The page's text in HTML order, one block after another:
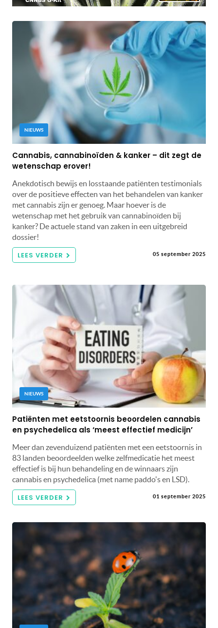
NIEUWS
Cannabis, cannabinoïden & kanker – dit zegt de
wetenschap erover!
Anekdotisch bewijs en losstaande patiënten testimonials
over de positieve effecten van het behandelen van kanker
met cannabis zijn er genoeg. Maar hoever is de
wetenschap met het gebruik van cannabinoïden bij
kanker? De actuele stand van zaken in een uitgebreid
dossier!
LEES VERDER 05 september 2025
NIEUWS
Patiënten met eetstoornis beoordelen cannabis
en psychedelica als ‘meest effectief medicijn’
Meer dan zevenduizend patiënten met een eetstoornis in
83 landen beoordeelden welke zelfmedicatie het meest
effectief is bij hun behandeling en de winnaars zijn
cannabis en psychedelica (met name paddo's en LSD).
LEES VERDER 01 september 2025